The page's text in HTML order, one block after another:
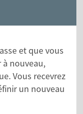
et que vous
nouveau,
Vous recevrez
un nouveau